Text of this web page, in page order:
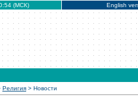
(МСК) English
Религия > Новости